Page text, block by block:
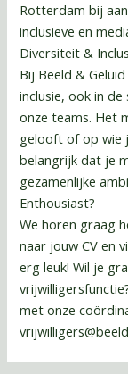
Rotterdam bij
inclusieve en
Diversiteit &
Bij Beeld &
inclusie, ook in
onze teams. Het
gelooft of op wie
belangrijk dat je
gezamenlijke
Enthousiast?
We horen graag
naar jouw CV en
erg leuk! Wil je
met onze